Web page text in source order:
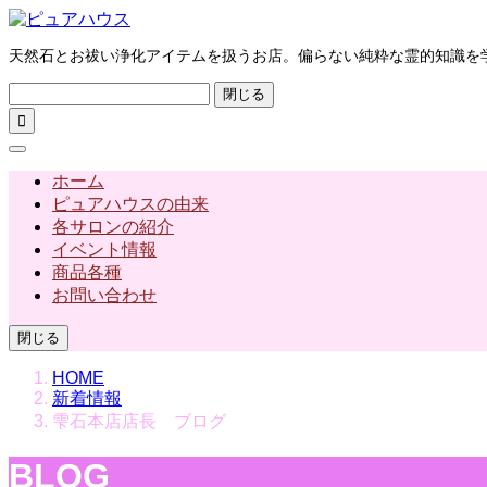
天然石とお祓い浄化アイテムを扱うお店。偏らない純粋な霊的知識を
閉じる

ホーム
ピュアハウスの由来
各サロンの紹介
イベント情報
商品各種
お問い合わせ
閉じる
HOME
新着情報
雫石本店店長 ブログ
BLOG